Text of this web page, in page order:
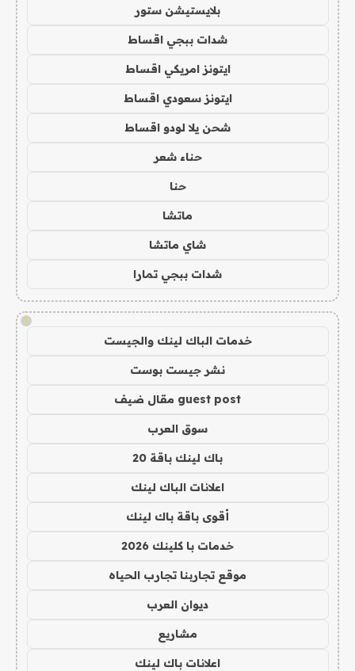
بلايستيشن ستور
شدات ببجي اقساط
ايتونز امريكي اقساط
ايتونز سعودي اقساط
شحن يلا لودو اقساط
حناء شعر
حنا
ماتشا
شاي ماتشا
شدات ببجي تمارا
!
خدمات الباك لينك والجيست
نشر جيست بوست
guest post مقال ضيف
سوق العرب
باك لينك باقة 20
اعلانات الباك لينك
أقوى باقة باك لينك
خدمات با كلينك 2026
موقع تجاربنا تجارب الحياه
ديوان العرب
مشاريع
اعلانات باك لينك